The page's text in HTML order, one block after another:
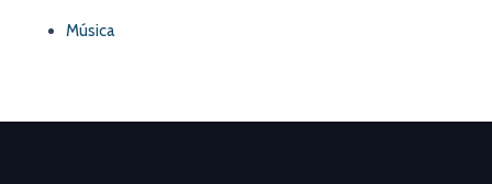
Música